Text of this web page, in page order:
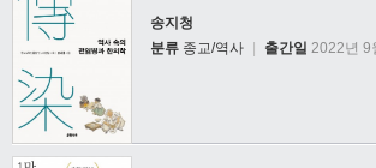
송지청
분류 종교/역사 | 출간일 2022년 9